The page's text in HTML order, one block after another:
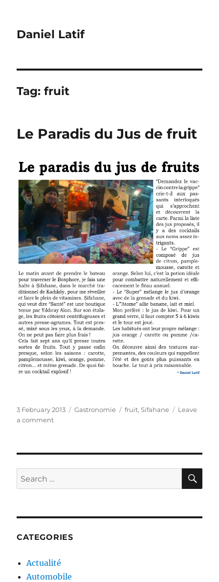
Daniel Latif
Tag:fruit
Le Paradis du Jus de fruit
Posted
on
3 February 2013 Categories
Gastronomie Tags
fruit,Sifahane
Leave
a commenton
de
fruit
Search
for:
CATEGORIES
Actualité
Automobile